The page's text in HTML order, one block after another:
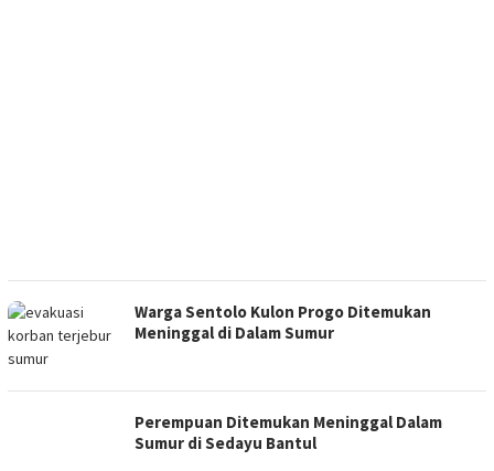
Warga Sentolo Kulon Progo Ditemukan
Meninggal di Dalam Sumur
Perempuan Ditemukan Meninggal Dalam
Sumur di Sedayu Bantul